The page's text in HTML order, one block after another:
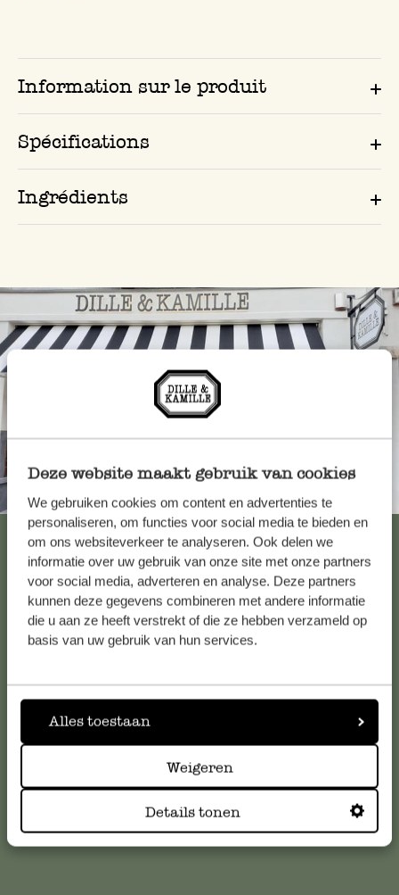
Deze website maakt gebruik van cookies
We gebruiken cookies om content en advertenties te
personaliseren, om functies voor social media te bieden en
om ons websiteverkeer te analyseren. Ook delen we
informatie over uw gebruik van onze site met onze partners
voor social media, adverteren en analyse. Deze partners
kunnen deze gegevens combineren met andere informatie
die u aan ze heeft verstrekt of die ze hebben verzameld op
basis van uw gebruik van hun services.
Alles toestaan
Weigeren
Details tonen
Information sur le produit
Spécifications
Ingrédients
Toujours à proximité
Voir les 62 magasins
Service clientèle
nos réponses auxquestions les plus fréquemment posées.